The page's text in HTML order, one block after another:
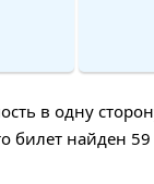
в одну
билет найден